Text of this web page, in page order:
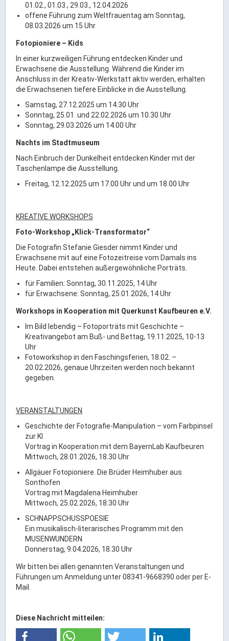
01.02., 01.03., 29.03., 12.04.2026
offene Führung zum Weltfrauentag am Sonntag,
08.03.2026 um 15 Uhr
Fotopioniere – Kids
In einer kurzweiligen Führung entdecken Kinder und
Erwachsene die Ausstellung. Während die Kinder im
Anschluss in der Kreativ-Werkstatt aktiv werden, erhalten
die Erwachsenen tiefere Einblicke in die Ausstellung.
Samstag, 27.12.2025 um 14.30 Uhr
Sonntag, 25.01. und 22.02.2026 um 10.30 Uhr
Sonntag, 29.03.2026 um 14.00 Uhr
Nachts im Stadtmuseum
Nach Einbruch der Dunkelheit entdecken Kinder mit der
Taschenlampe die Ausstellung.
Freitag, 12.12.2025 um 17.00 Uhr und um 18.00 Uhr
KREATIVE WORKSHOPS
Foto-Workshop „Klick-Transformator“
Die Fotografin Stefanie Giesder nimmt Kinder und
Erwachsene mit auf eine Fotozeitreise vom Damals ins
Heute. Dabei entstehen außergewöhnliche Porträts.
für Familien: Sonntag, 30.11.2025, 14 Uhr
für Erwachsene: Sonntag, 25.01.2026, 14 Uhr
Workshops in Kooperation mit Querkunst Kaufbeuren e.V.
Im Bild lebendig – Fotoporträts mit Geschichte –
Kreativangebot am Buß- und Bettag, 19.11.2025, 10-13
Uhr
Fotoworkshop in den Faschingsferien, 18.02. –
20.02.2026, genaue Uhrzeiten werden noch bekannt
gegeben.
VERANSTALTUNGEN
Geschichte der Fotografie-Manipulation – vom Farbpinsel
zur KI
Vortrag in Kooperation mit dem BayernLab Kaufbeuren
Mittwoch, 28.01.2026, 18.30 Uhr
Allgäuer Fotopioniere. Die Brüder Heimhuber aus
Sonthofen
Vortrag mit Magdalena Heimhuber
Mittwoch, 25.02.2026, 18.30 Uhr
SCHNAPPSCHUSSPOESIE
Ein musikalisch-literarisches Programm mit den
MUSENWUNDERN
Donnerstag, 9.04.2026, 18.30 Uhr
Wir bitten bei allen genannten Veranstaltungen und
Führungen um Anmeldung unter 08341-9668390 oder per E-
Mail.
Diese Nachricht mitteilen: